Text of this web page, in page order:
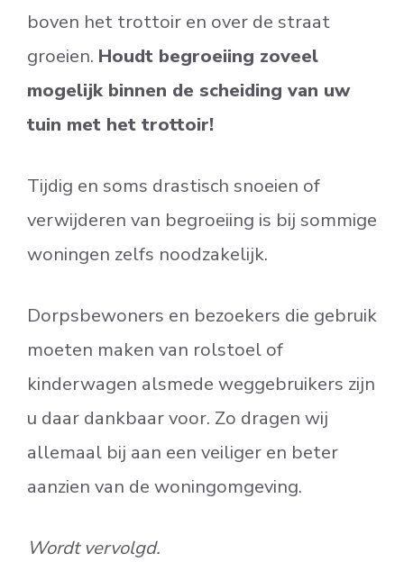
boven het trottoir en over de straat
groeien. Houdt begroeiing zoveel
mogelijk binnen de scheiding van uw
tuin met het trottoir!
Tijdig en soms drastisch snoeien of
verwijderen van begroeiing is bij sommige
woningen zelfs noodzakelijk.
Dorpsbewoners en bezoekers die gebruik
moeten maken van rolstoel of
kinderwagen alsmede weggebruikers zijn
u daar dankbaar voor. Zo dragen wij
allemaal bij aan een veiliger en beter
aanzien van de woningomgeving.
Wordt vervolgd.